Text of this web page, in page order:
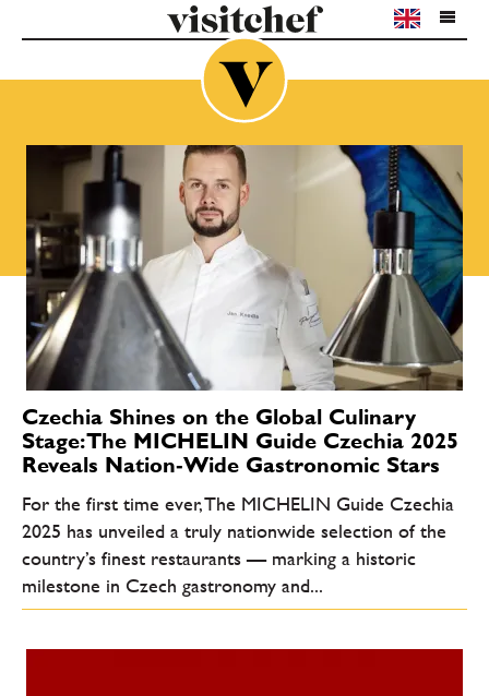
Czechia Shines on the Global Culinary
Stage: The MICHELIN Guide Czechia 2025
Reveals Nation‑Wide Gastronomic Stars
For the first time ever, The MICHELIN Guide Czechia
2025 has unveiled a truly nationwide selection of the
country’s finest restaurants — marking a historic
milestone in Czech gastronomy and...